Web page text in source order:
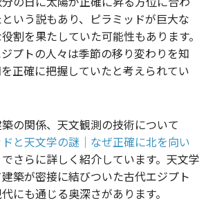
いう説もあり、ピラミッドが巨大な
役割を果たしていた可能性もあります。
プトの人々は季節の移り変わりを知
正確に把握していたと考えられてい
の関係、天文観測の技術について
と天文学の謎｜なぜ正確に北を向い
さらに詳しく紹介しています。天文学
築が密接に結びついた古代エジプト
にも通じる奥深さがあります。